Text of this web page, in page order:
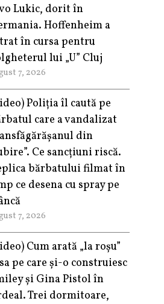
Lukic, dorit în
Hoffenheim a
în cursa pentru
lui „U” Cluj
7, 2026
Poliția îl caută pe
care a vandalizat
din
Ce sancțiuni riscă.
bărbatului filmat în
ce desena cu spray pe
7, 2026
Cum arată „la roşu”
pe care şi-o construiesc
şi Gina Pistol în
Trei dormitoare,